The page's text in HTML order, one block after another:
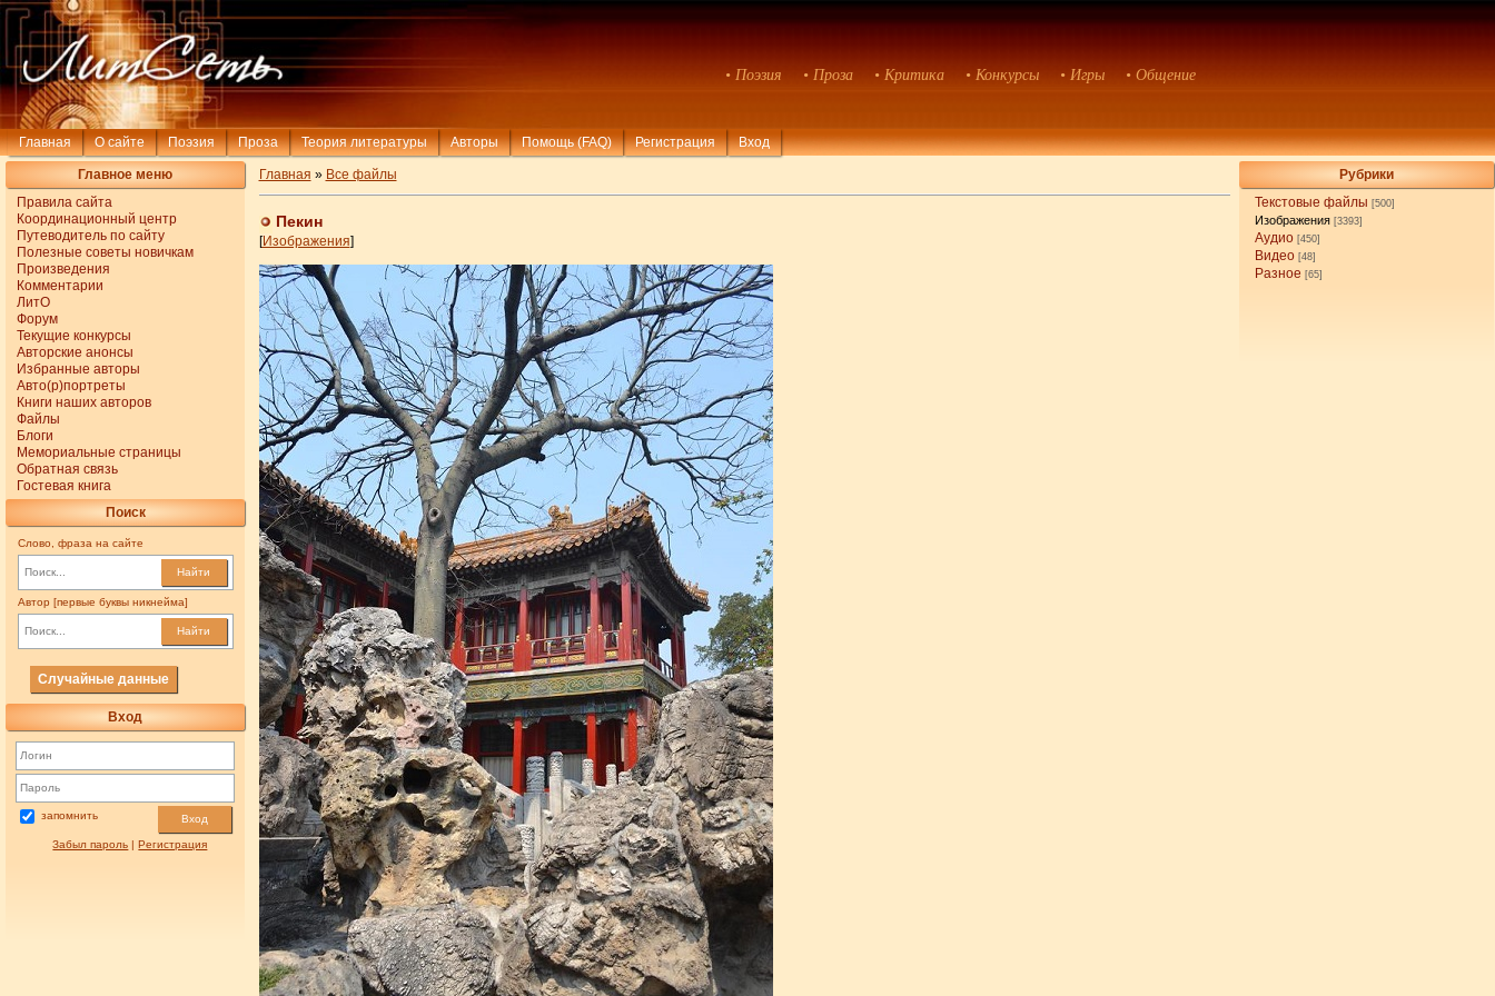
• Поэзия • Проза • Критика • Конкурсы • Игры • Общение
Главная О сайте Поэзия Проза Теория литературы Авторы Помощь (FAQ) Регистрация Вход
Главное меню
Правила сайта
Координационный центр
Путеводитель по сайту
Полезные советы новичкам
Произведения
Комментарии
ЛитО
Форум
Текущие конкурсы
Авторские анонсы
Избранные авторы
Авто(р)портреты
Книги наших авторов
Файлы
Блоги
Мемориальные страницы
Обратная связь
Гостевая книга
Поиск
Слово, фраза на сайте
Найти
Автор [первые буквы никнейма]
Найти
Случайные данные
Вход
запомнить Вход
Забыл пароль |Регистрация
Рубрики
Текстовые файлы [500]
Изображения [3393]
Аудио [450]
Видео [48]
Разное [65]
Главная » Все файлы
Пекин
[Изображения]